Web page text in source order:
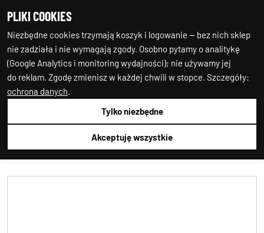
PLIKI COOKIES
Niezbędne cookies trzymają koszyk i logowanie — bez nich sklep
nie zadziała i nie wymagają zgody. Osobno pytamy o analitykę
(Google Analytics i monitoring wydajności); nie używamy jej
do reklam. Zgodę zmienisz w każdej chwili w stopce. Szczegóły:
ochrona danych.
Tylko niezbędne
Akceptuję wszystkie
CHEMIA BOLL
001073